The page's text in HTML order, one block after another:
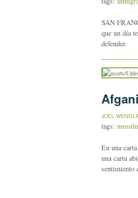
SAN
que un día
defender.
JOEL
tags:
En una
una carta
sentimiento